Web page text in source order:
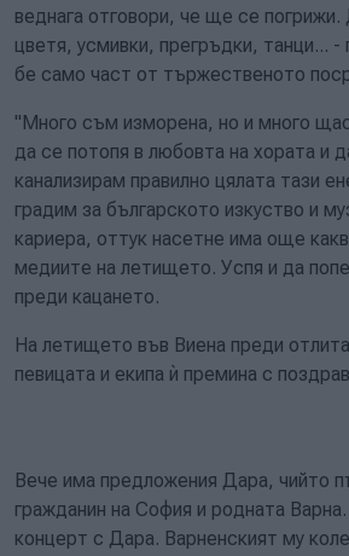
веднага отговори, че ще се
цветя, усмивки, прегръдки, танци... -
бе само част от тържественото
"Много съм изморена, но и много
да се потопя в любовта на хората и
канализирам правилно цялата тази
градим за българското изкуство и
кариера, оттук насетне има още
медиите на летището. Успя и да
преди кацането.
На летището във Виена преди
певицата и екипа ѝ премина с
Вече има предложения Дара, чийто
гражданин на София и родната
концерт с Дара. Варненският му